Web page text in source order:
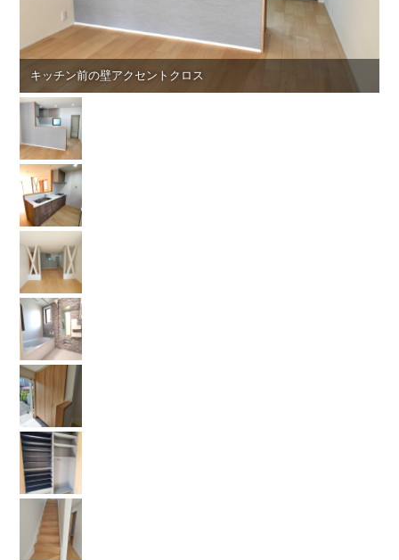
キッチン前の壁アクセントクロス